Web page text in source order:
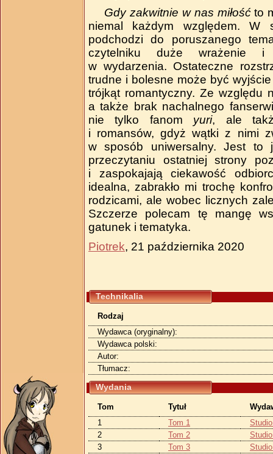
Gdy zakwitnie w nas miłośćto
niemal każdym względem. W
podchodzi do poruszanego
czytelniku duże wrażenie i
w wydarzenia. Ostateczne
trudne i bolesne może być
trójkąt romantyczny. Ze względu
a także brak nachalnego
nie tylko fanom yuri, ale
i romansów, gdyż wątki z nimi
w sposób uniwersalny. Jest to
przeczytaniu ostatniej strony
i zaspokajają ciekawość
idealna, zabrakło mi trochę
rodzicami, ale wobec licznych
Szczerze polecam tę mangę
gatunek i tematyka.
Piotrek, 21 października 2020
Technikalia
Rodzaj
Wydawca (oryginalny):
Wydawca polski:
Autor:
Tłumacz:
Wydania
Tom Tytuł
1
Tom 1
2
Tom 2
3
Tom 3